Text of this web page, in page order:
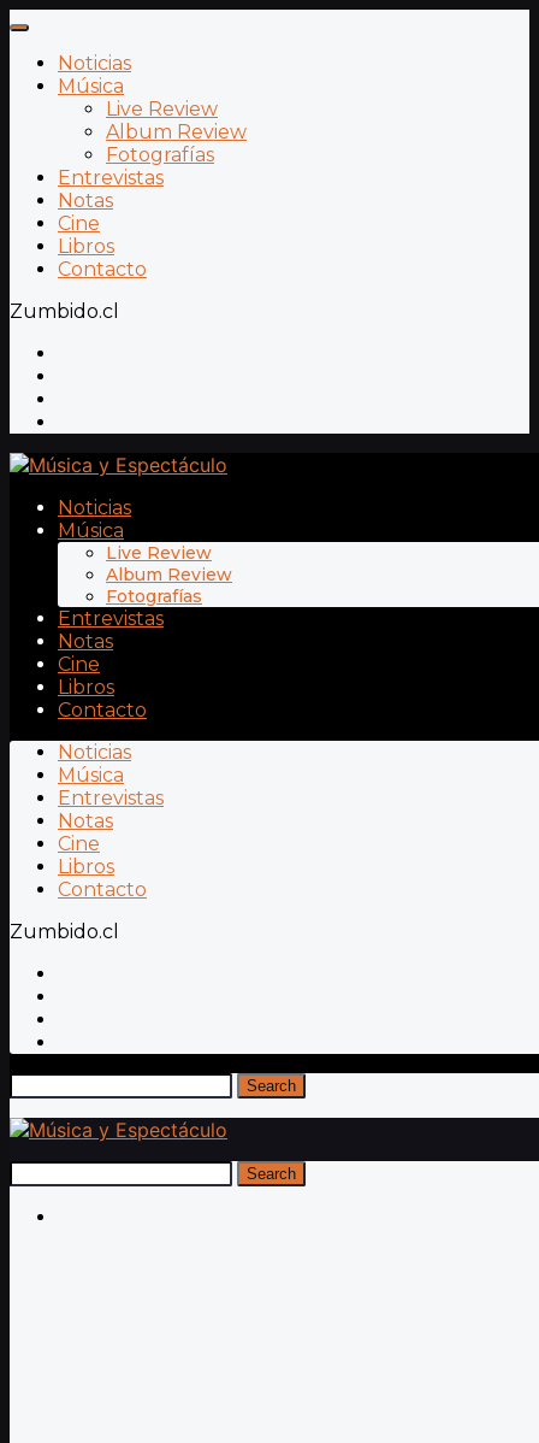
Noticias
Música
Live Review
Album Review
Fotografías
Entrevistas
Notas
Cine
Libros
Contacto
Zumbido.cl
Noticias
Música
Live Review
Album Review
Fotografías
Entrevistas
Notas
Cine
Libros
Contacto
Noticias
Música
Entrevistas
Notas
Cine
Libros
Contacto
Zumbido.cl
Search
Search